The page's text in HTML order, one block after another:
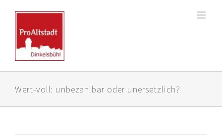
Inhalt
springen
Wert-voll: unbezahlbar oder unersetzlich?